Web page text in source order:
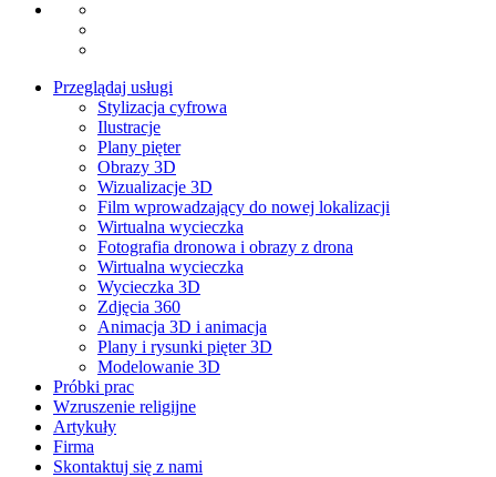
Przeglądaj usługi
Stylizacja cyfrowa
Ilustracje
Plany pięter
Obrazy 3D
Wizualizacje 3D
Film wprowadzający do nowej lokalizacji
Wirtualna wycieczka
Fotografia dronowa i obrazy z drona
Wirtualna wycieczka
Wycieczka 3D
Zdjęcia 360
Animacja 3D i animacja​
Plany i rysunki pięter 3D​
Modelowanie 3D
Próbki prac
Wzruszenie religijne
Artykuły
Firma
Skontaktuj się z nami